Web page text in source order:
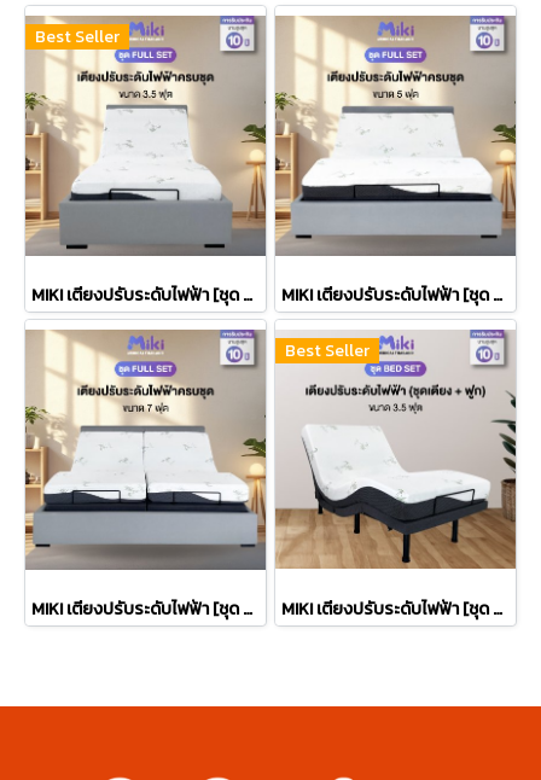
Best Seller
MIKI เตียงปรับระดับไฟฟ้า [ชุด FULL SET] | ขนาด 3.5 ฟุต MIKI เตียงปรับระดับไฟฟ้า [ชุด FULL SET] | ขนาด 5 ฟุต
MIKI เตียงปรับระดับไฟฟ้า [ชุด FULL SET] | ขนาด 7 ฟุต
Best Seller
MIKI เตียงปรับระดับไฟฟ้า [ชุด BED SET] | ขนาด 3.5 ฟุต